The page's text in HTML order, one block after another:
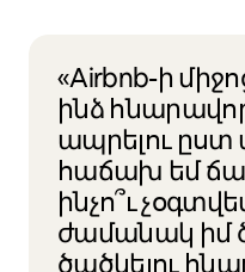
«Airbnb-ի
ինձ
ապրելու ըստ
հաճախ եմ
ինչո՞ւ
ժամանակ իմ
ծածկելու